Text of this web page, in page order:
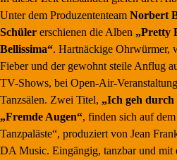
Unter dem Produzententeam Norbert
Schüler erschienen die Alben „Pretty
Bellissima“. Hartnäckige Ohrwürmer,
Fieber und der gewohnt steile Anflug
TV-Shows, bei Open-Air-
Tanzsälen. Zwei Titel, „Ich geh
„Fremde Augen“, finden sich auf
Tanzpaläste“, produziert von Jean
DA Music. Eingängig, tanzbar und mit